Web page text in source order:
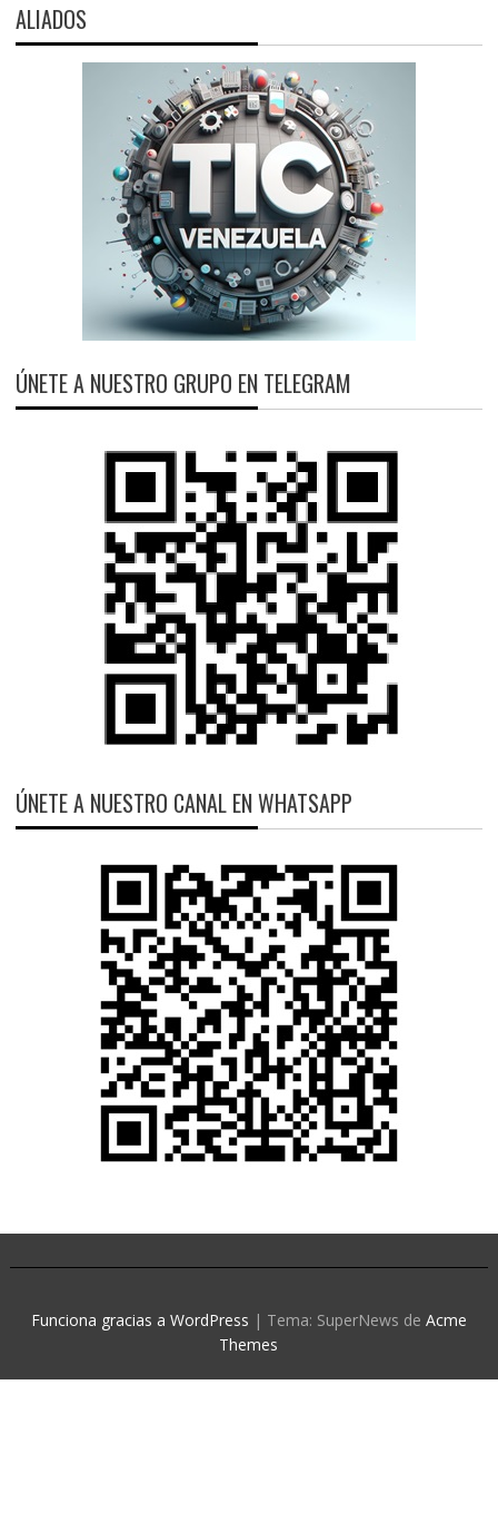
ALIADOS
ÚNETE A NUESTRO GRUPO EN TELEGRAM
ÚNETE A NUESTRO CANAL EN WHATSAPP
Funciona gracias a WordPress | Tema: SuperNews de Acme
Themes